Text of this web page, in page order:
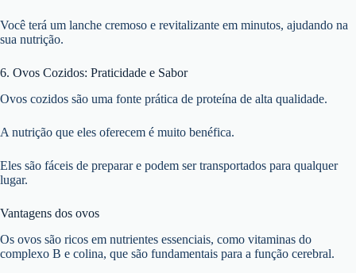
Você terá um lanche cremoso e revitalizante em minutos, ajudando na
sua nutrição.
6. Ovos Cozidos: Praticidade e Sabor
Ovos cozidos são uma fonte prática de proteína de alta qualidade.
A nutrição que eles oferecem é muito benéfica.
Eles são fáceis de preparar e podem ser transportados para qualquer
lugar.
Vantagens dos ovos
Os ovos são ricos em nutrientes essenciais, como vitaminas do
complexo B e colina, que são fundamentais para a função cerebral.